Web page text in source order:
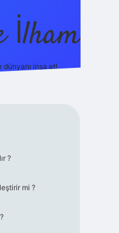
İlham
dünyanı inşa et!
?
mi ?